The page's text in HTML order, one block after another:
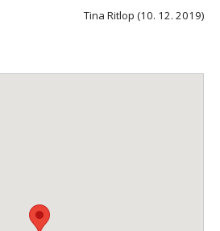
Tina Ritlop (10. 12. 2019)